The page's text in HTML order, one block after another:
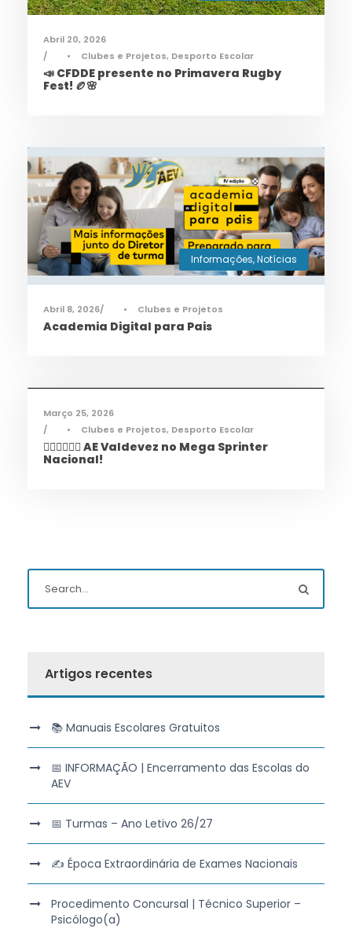
Abril 20, 2026
•
Clubes e Projetos, Desporto Escolar
📣 CFDDE presente no Primavera Rugby
Fest! 🏉🌸
Informações,Notícias
Abril 8, 2026 • Clubes e Projetos
Academia Digital para Pais
Março 25, 2026
•
Clubes e Projetos, Desporto Escolar
🏃‍♀️🏃‍♂️🏃‍♀️ AE Valdevez no Mega Sprinter
Nacional!
Artigos recentes
📚 Manuais Escolares Gratuitos
📅 INFORMAÇÃO | Encerramento das Escolas do
AEV
📅 Turmas – Ano Letivo 26/27
✍️ Época Extraordinária de Exames Nacionais
Procedimento Concursal | Técnico Superior –
Psicólogo(a)